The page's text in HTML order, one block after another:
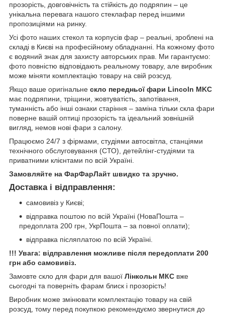
прозорість, довговічність та стійкість до подряпин – це
унікальна перевага нашого стеклафар перед іншими
пропозиціями на ринку.
Усі фото наших стекол та корпусів фар – реальні, зроблені на
складі в Києві на професійному обладнанні. На кожному фото
є водяний знак для захисту авторських прав. Ми гарантуємо:
фото повністю відповідають реальному товару, але виробник
може міняти комплектацію товару на свій розсуд.
Якщо ваше оригінальне скло передньої фари Lincoln MKC
має подряпини, тріщини, жовтуватість, запотівання,
туманність або інші ознаки старіння – заміна тільки скла фари
поверне вашій оптиці прозорість та ідеальний зовнішній
вигляд, немов нові фари з салону.
Працюємо 24/7 з фірмами, студіями автосвітла, станціями
технічного обслуговування (СТО), детейлінг-студіями та
приватними клієнтами по всій Україні.
Замовляйте на ФарФарЛайт швидко та зручно.
Доставка і відправлення:
самовивіз у Києві;
відправка поштою по всій Україні (НоваПошта –
предоплата 200 грн, УкрПошта – за повної оплати);
відправка післяплатою по всій Україні.
!!! Увага: відправлення можливе після передоплати 200
грн або самовивіз.
Замовте скло для фари для вашої Лінкольн МКС вже
сьогодні та поверніть фарам блиск і прозорість!
Виробник може змінювати комплектацію товару на свій
розсуд, тому перед покупкою рекомендуємо звернутися до